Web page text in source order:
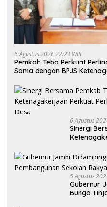
6 Agustus 2026 22:23 WIB
Pemkab Tebo Perkuat
Sama dengan BPJS
6 Agustus
Sinergi
5 Agustus
Gubernur
Bungo